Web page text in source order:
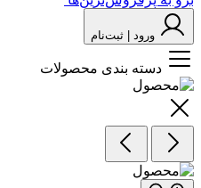
ورود | ثبت‌نام
دسته بندی محصولات